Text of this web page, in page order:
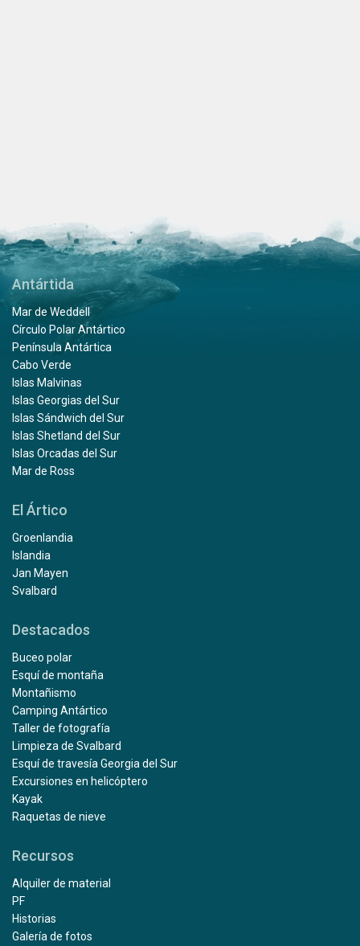
Antártida
Mar de Weddell
Círculo Polar Antártico
Península Antártica
Cabo Verde
Islas Malvinas
Islas Georgias del Sur
Islas Sándwich del Sur
Islas Shetland del Sur
Islas Orcadas del Sur
Mar de Ross
El Ártico
Groenlandia
Islandia
Jan Mayen
Svalbard
Destacados
Buceo polar
Esquí de montaña
Montañismo
Camping Antártico
Taller de fotografía
Limpieza de Svalbard
Esquí de travesía Georgia del Sur
Excursiones en helicóptero
Kayak
Raquetas de nieve
Recursos
Alquiler de material
PF
Historias
Galería de fotos